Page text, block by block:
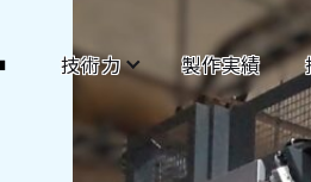
技術力 製作実績